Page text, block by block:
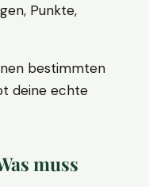
Punkte,
bestimmten
deine echte
muss